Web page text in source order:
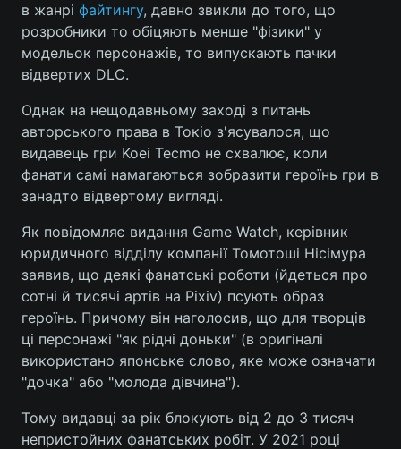
Головна
Україна Політика
Спорт Наука
Техно і зв'язок Лайт
Здоров'я Туризм
Цікавинки Погода
Екологія Регіони
Лонгріди
Відео з Youtube Статті
в жанрі файтингу, давно звикли до того, що
розробники то обіцяють менше "фізики" у
модельок персонажів, то випускають пачки
відвертих DLC.
Однак на нещодавньому заході з питань
авторського права в Токіо з'ясувалося, що
видавець гри Koei Tecmo не схвалює, коли
фанати самі намагаються зобразити героїнь гри в
занадто відвертому вигляді.
Як повідомляє видання Game Watch, керівник
юридичного відділу компанії Томотоші Нісімура
заявив, що деякі фанатські роботи (йдеться про
сотні й тисячі артів на Pixiv) псують образ
героїнь. Причому він наголосив, що для творців
ці персонажі "як рідні доньки" (в оригіналі
використано японське слово, яке може означати
"дочка" або "молода дівчина").
Тому видавці за рік блокують від 2 до 3 тисяч
непристойних фанатських робіт. У 2021 році